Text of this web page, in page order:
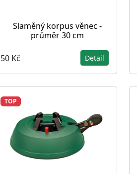
Slaměný korpus věnec -
průměr 30 cm
50 Kč Detail
TOP